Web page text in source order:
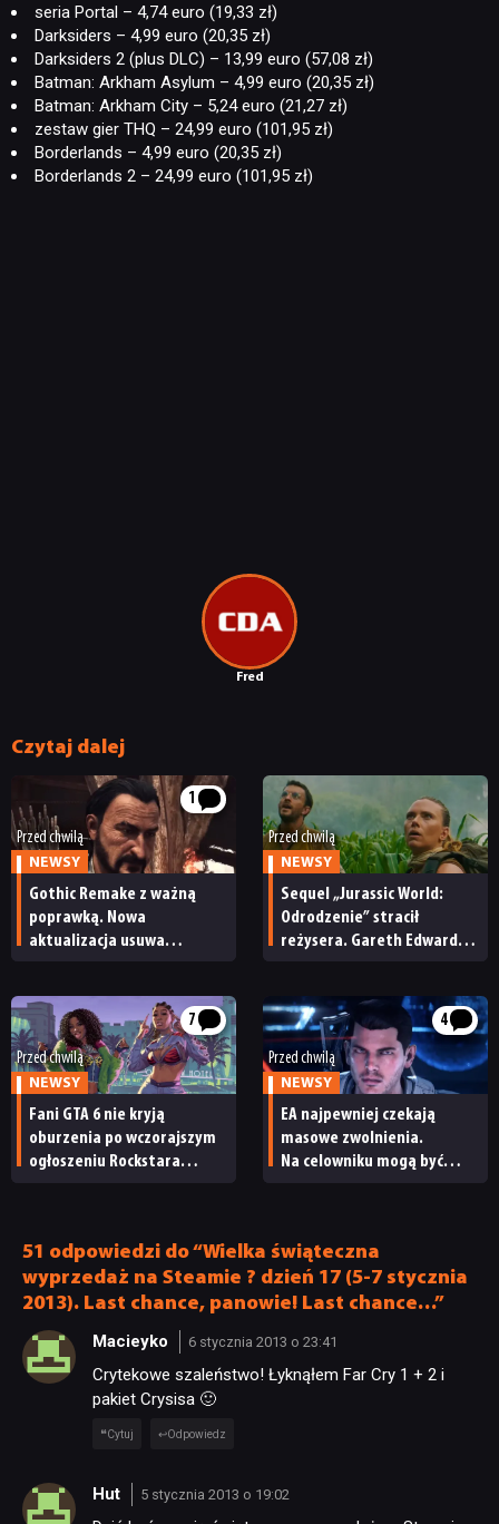
Fred
seria Portal – 4,74 euro (19,33 zł)
Darksiders – 4,99 euro (20,35 zł)
Darksiders 2 (plus DLC) – 13,99 euro (57,08 zł)
Batman: Arkham Asylum – 4,99 euro (20,35 zł)
Batman: Arkham City – 5,24 euro (21,27 zł)
zestaw gier THQ – 24,99 euro (101,95 zł)
Borderlands – 4,99 euro (20,35 zł)
Borderlands 2 – 24,99 euro (101,95 zł)
Czytaj dalej
1
Przed chwilą
NEWSY
Gothic Remake z ważną
poprawką. Nowa
aktualizacja usuwa
patcha
Przed chwilą
NEWSY
Sequel „Jurassic World:
Odrodzenie” stracił
reżysera. Gareth Edwards
7
Przed chwilą
NEWSY
Fani GTA 6 nie kryją
oburzenia po wczorajszym
ogłoszeniu Rockstara
4
Przed chwilą
NEWSY
EA najpewniej czekają
masowe zwolnienia.
Na celowniku mogą być
51 odpowiedzi do “Wielka świąteczna
wyprzedaż na Steamie ? dzień 17 (5-7 stycznia
2013). Last chance, panowie! Last chance…”
Macieyko 6 stycznia 2013 o 23:41
Crytekowe szaleństwo! Łyknąłem Far Cry 1 + 2 i
pakiet Crysisa 🙂
Cytuj Odpowiedz
Hut 5 stycznia 2013 o 19:02